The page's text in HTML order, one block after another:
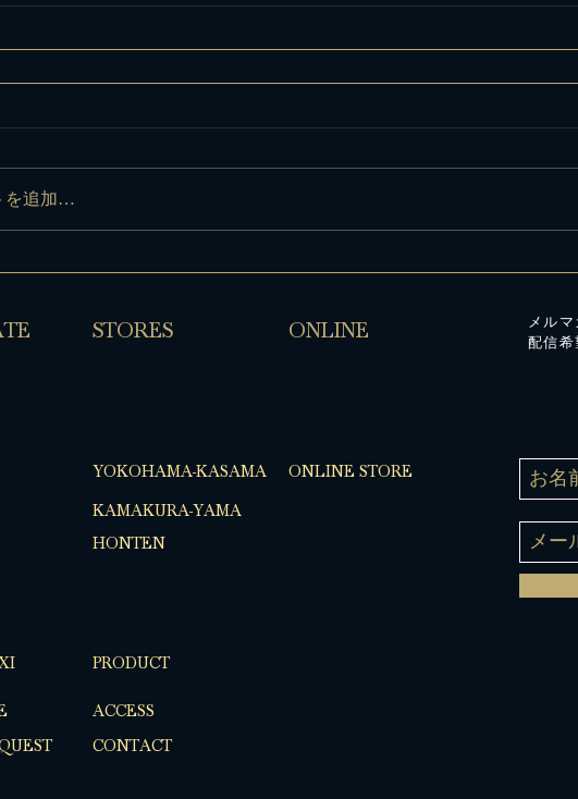
を追加…
​STORES ONLINE
メル
配信希
YOKOHAMA-KASAMA ONLINE STORE
KAMAKURA-YAMA
HONTEN
PRODUCT
ACCESS
CONTACT